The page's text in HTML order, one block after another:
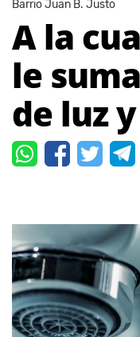
Barrio Juan B. Justo
A la
le
de luz